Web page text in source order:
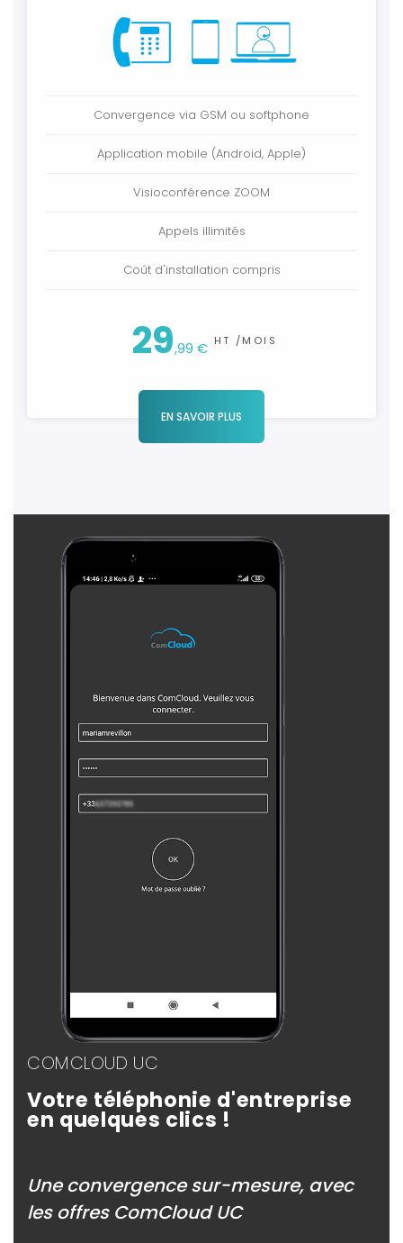
Convergence via GSM ou softphone
Application mobile (Android, Apple)
Visioconférence ZOOM
Appels illimités
Coût d'installation compris
29,99 € HT /MOIS
EN SAVOIR PLUS
COMCLOUD UC
Votre téléphonie d'entreprise
en quelques clics !
Une convergence sur-mesure, avec
les offres ComCloud UC